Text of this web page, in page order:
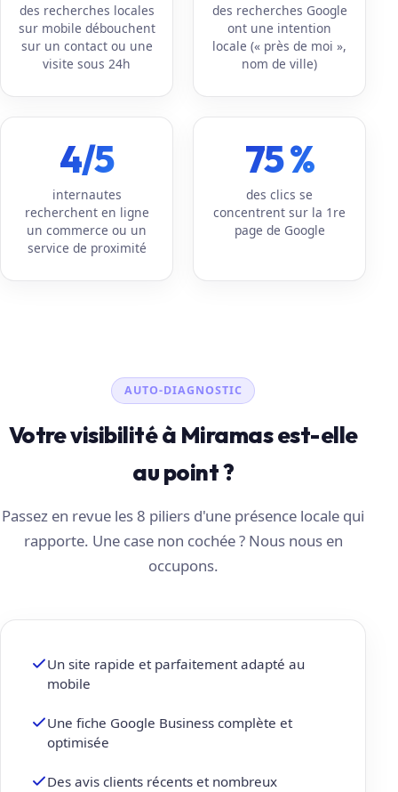
des recherches locales
sur mobile débouchent
sur un contact ou une
visite sous 24h
des recherches Google
ont une intention
locale (« près de moi »,
nom de ville)
4/5
internautes
recherchent en ligne
un commerce ou un
service de proximité
75 %
des clics se
concentrent sur la 1re
page de Google
AUTO-DIAGNOSTIC
Votre visibilité à Miramas est-elle
au point ?
Passez en revue les 8 piliers d'une présence locale qui
rapporte. Une case non cochée ? Nous nous en
occupons.
Un site rapide et parfaitement adapté au
mobile
Une fiche Google Business complète et
optimisée
Des avis clients récents et nombreux